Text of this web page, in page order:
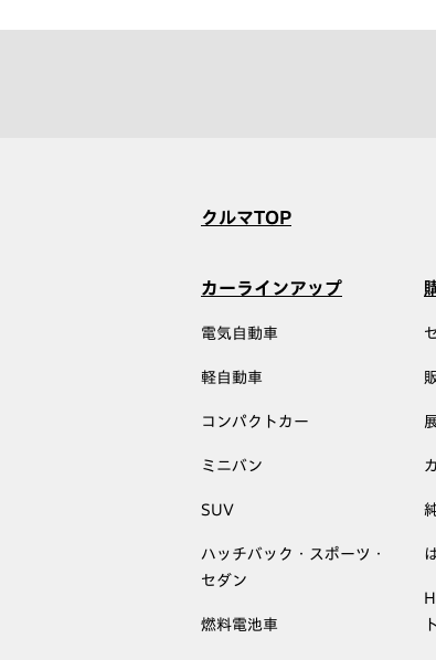
クルマTOP
カーラインアップ
電気自動車
軽自動車
コンパクトカー
ミニバン
SUV
ハッチバック・スポーツ・
セダン
燃料電池車
ト